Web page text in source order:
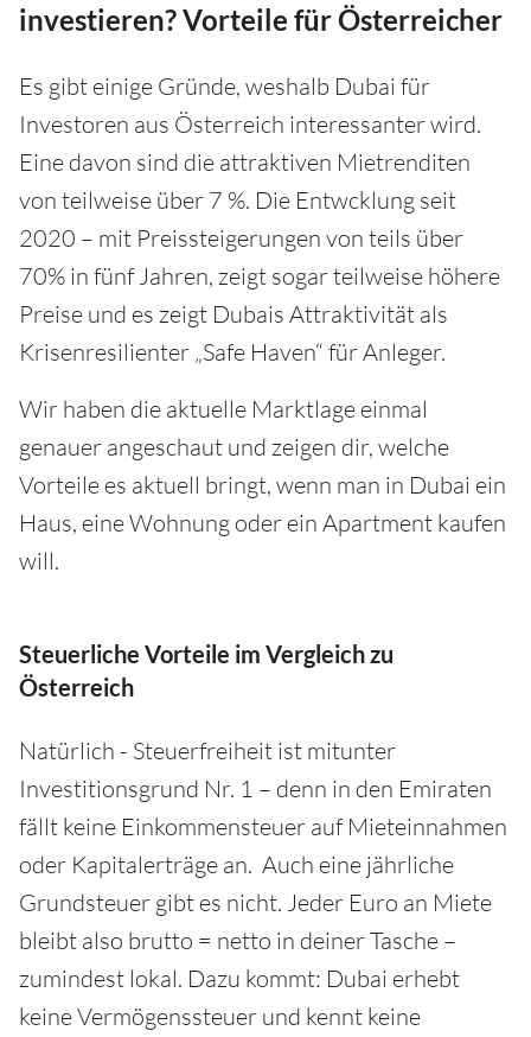
investieren? Vorteile für Österreicher
Es gibt einige Gründe, weshalb Dubai für
Investoren aus Österreich interessanter wird.
Eine davon sind die attraktiven Mietrenditen
von teilweise über 7 %. Die Entwcklung seit
2020 – mit Preissteigerungen von teils über
70% in fünf Jahren, zeigt sogar teilweise höhere
Preise und es zeigt Dubais Attraktivität als
Krisenresilienter „Safe Haven“ für Anleger.
Wir haben die aktuelle Marktlage einmal
genauer angeschaut und zeigen dir, welche
Vorteile es aktuell bringt, wenn man in Dubai ein
Haus, eine Wohnung oder ein Apartment kaufen
will.
Steuerliche Vorteile im Vergleich zu
Österreich
Natürlich - Steuerfreiheit ist mitunter
Investitionsgrund Nr. 1 – denn in den Emiraten
fällt keine Einkommensteuer auf Mieteinnahmen
oder Kapitalerträge an. Auch eine jährliche
Grundsteuer gibt es nicht. Jeder Euro an Miete
bleibt also brutto = netto in deiner Tasche –
zumindest lokal. Dazu kommt: Dubai erhebt
keine Vermögenssteuer und kennt keine